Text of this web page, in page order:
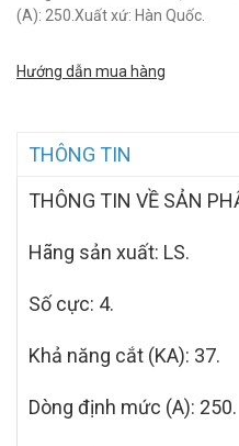
(A): 250.Xuất xứ: Hàn Quốc.
Hướng dẫn mua hàng
THÔNG TIN
THÔNG TIN VỀ SẢN
Hãng sản xuất: LS.
Số cực: 4.
Khả năng cắt (KA): 37.
Dòng định mức (A): 250.